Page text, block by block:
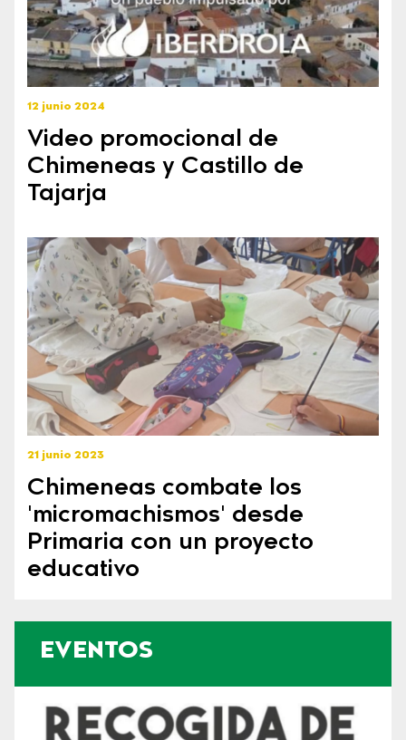
12 junio 2024
Video promocional de
Chimeneas y Castillo de
Tajarja
21 junio 2023
Chimeneas combate los
'micromachismos' desde
Primaria con un proyecto
educativo
EVENTOS